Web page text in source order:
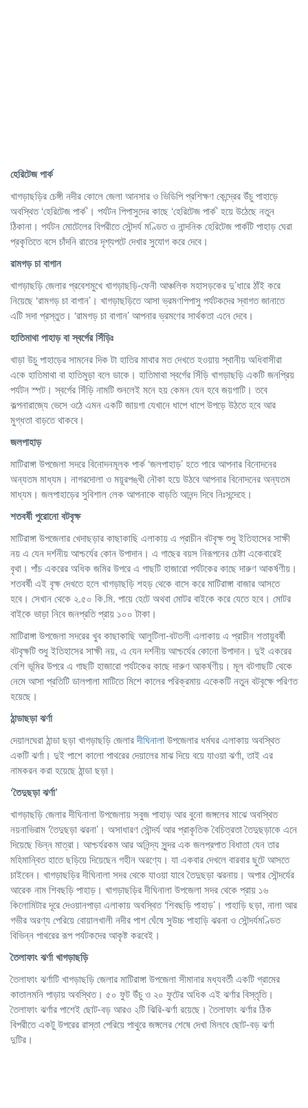
হেরিটেজপার্ক
খাগড়াছড়ির চেঙ্গী নদীর কোলে জেলা আনসার ও ভিডিপি প্রশিক্ষণ কেন্দ্রের উঁচু পাহাড়ে
অবস্থিত ‘হেরিটেজ পার্ক’। পর্যটন পিপাসুদের কাছে ‘হেরিটেজ পার্ক’ হয়ে উঠেছে নতুন
ঠিকানা। পর্যটন মোটেলের বিপরীতে সৌন্দর্য মণ্ডিত ও নান্দনিক হেরিটেজ পার্কটি পাহাড় ঘেরা
প্রকৃতিতে বসে চাঁদনি রাতের দৃশ্যপটে দেখার সুযোগ করে দেবে।
রামগড়চাবাগান
খাগড়াছড়ি জেলার প্রবেশমুখে খাগড়াছড়ি-ফেনী আঞ্চলিক মহাসড়কের দু’ধারে ঠাঁই করে
নিয়েছে ‘রামগড় চা বাগান’। খাগড়াছড়িতে আসা ভ্রমণপিপাসু পর্যটকদের স্বাগত জানাতে
এটি সদা প্রস্তুত। ‘রামগড় চা বাগান’ আপনার ভ্রমণের সার্থকতা এনে দেবে।
হাতিমাথাপাহাড়বাস্বর্গেরসিঁড়িঃ
খাড়া উচু পাহাড়ের সামনের দিক টা হাতির মাথার মত দেখতে হওয়ায় স্থানীয় অধিবাসীরা
একে হাতিমাথা বা হাতিমুড়া বলে ডাকে। হাতিমাথা স্বর্গের সিঁড়ি খাগড়াছড়ি একটি জনপ্রিয়
পর্যটন স্পট। স্বর্গের সিঁড়ি নামটি শুনলেই মনে হয় কেমন যেন হবে জয়গাটি। তবে
কল্পনারাজ্যে ভেসে ওঠে এমন একটি জায়গা যেখানে ধাপে ধাপে উপড়ে উঠতে হবে আর
মুগ্ধতা বাড়তে থাকবে।
জলপাহাড়
মাটিরাঙ্গা উপজেলা সদরে বিনোদনমূলক পার্ক ‘জলপাহাড়’ হতে পারে আপনার বিনোদনের
অন্যতম মাধ্যম। নাগরদোলা ও ময়ূরপঙ্খী নৌকা হয়ে উঠবে আপনার বিনোদনের অন্যতম
মাধ্যম। জলপাহাড়ের সুবিশাল লেক আপনাকে বাড়তি আনন্দ দিবে নিঃসন্দেহে।
শতবর্ষীপুরোনোবটবৃক্ষ
মাটিরাঙ্গা উপজেলার খেদাছড়ার কাছাকাছি এলাকায় এ প্রাচীন বটবৃক্ষ শুধু ইতিহাসের সাক্ষী
নয় এ যেন দর্শনীয় আশ্চর্যের কোন উপাদান। এ গাছের বয়স নিরূপনের চেষ্টা একেবারেই
বৃথা। পাঁচ একরের অধিক জমির উপরে এ গাছটি হাজারো পর্যটকের কাছে দারুণ আকর্ষণীয়।
শতবর্ষী এই বৃক্ষ দেখতে হলে খাগড়াছড়ি শহড় থেকে বাসে করে মাটিরাঙ্গা বাজার আসতে
হবে। সেখান থেকে ২.৫০ কি.মি. পায়ে হেটে অথবা মোটর বাইকে করে যেতে হবে। মোটর
বাইকে ভাড়া নিবে জনপ্রতি প্রায় ১০০ টাকা।
মাটিরাঙ্গা উপজেলা সদরের খুব কাছাকাছি আলুটিলা-বটতলী এলাকায় এ প্রাচীন শতায়ুবর্ষী
বটবৃক্ষটি শুধু ইতিহাসের সাক্ষী নয়, এ যেন দর্শনীয় আশ্চর্যের কোনো উপাদান। দুই একরের
বেশি ভূমির উপরে এ গাছটি হাজারো পর্যটকের কাছে দারুণ আকর্ষণীয়। মূল বটগাছটি থেকে
নেমে আসা প্রতিটি ডালপালা মাটিতে মিশে কালের পরিক্রমায় একেকটি নতুন বটবৃক্ষে পরিণত
হয়েছে।
ঠান্ডাছড়াঝর্ণা
দেয়ালঘেরা ঠান্ডা ছড়া খাগড়াছড়ি জেলারদীঘিনালাউপজেলার ধর্মঘর এলাকায় অবস্থিত
একটি ঝর্ণা। দুই পাশে কালো পাথরের দেয়ালের মাঝ দিয়ে বয়ে যাওয়া ঝর্ণা, তাই এর
নামকরন করা হয়েছে ঠান্ডা ছড়া।
‘তৈদুছড়াঝর্ণা’
খাগড়াছড়ি জেলার দীঘিনালা উপজেলায় সবুজ পাহাড় আর বুনো জঙ্গলের মাঝে অবস্থিত
নয়নাভিরাম ‘তৈদুছড়া ঝরনা’। অসাধারণ সৌন্দর্য আর প্রাকৃতিক বৈচিত্রতা তৈদুছড়াকে এনে
দিয়েছে ভিন্ন মাত্রা। আশ্চর্যরকম আর অনিন্দ্য সুন্দর এক জলপ্রপাত বিধাতা যেন তার
মহিমান্বিত হাতে ছড়িয়ে দিয়েছেন গহীন অরণ্যে। যা একবার দেখলে বারবার ছুটে আসতে
চাইবেন। খাগড়াছড়ির দীঘিনালা সদর থেকে যাওয়া যাবে তৈদুছড়া ঝরনায়। অপার সৌন্দর্যের
আরেক নাম শিবছড়ি পাহাড়। খাগড়াছড়ির দীঘিনালা উপজেলা সদর থেকে প্রায় ১৬
কিলোমিটার দূরে দেওয়ানপাড়া এলাকায় অবস্থিত ‘শিবছড়ি পাহাড়’। পাহাড়ি ছড়া, নালা আর
গভীর অরণ্য পেরিয়ে বোয়ালখালী নদীর পাশ ঘেঁষে সুউচ্চ পাহাড়ি ঝরনা ও সৌন্দর্যমণ্ডিত
বিভিন্ন পাথরের রূপ পর্যটকদের আকৃষ্ট করবেই।
তৈলাফাংঝর্ণাখাগড়াছড়ি
তৈলাফাং ঝর্ণাটি খাগড়াছড়ি জেলার মাটিরাঙ্গা উপজেলা সীমানার মধ্যবর্তী একটি গ্রামের
কাতালমনি পাড়ায় অবস্থিত। ৫০ ফুট উঁচু ও ২০ ফুটের অধিক এই ঝর্ণার বিস্তৃতি।
তৈলাফাং ঝর্ণার পাশেই ছোট-বড় আরও ২টি ঝিরি-ঝর্ণা রয়েছে। তৈলাফাং ঝর্ণার ঠিক
বিপরীতে একটু উপরের রাস্তা পেরিয়ে পাথুরে জঙ্গলের শেষে দেখা মিলবে ছোট-বড় ঝর্ণা
দুটির।